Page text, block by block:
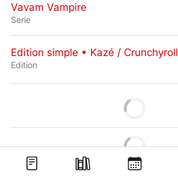
Vavam Vampire
Serie
Edition simple • Kazé / Crunchyroll
Edition